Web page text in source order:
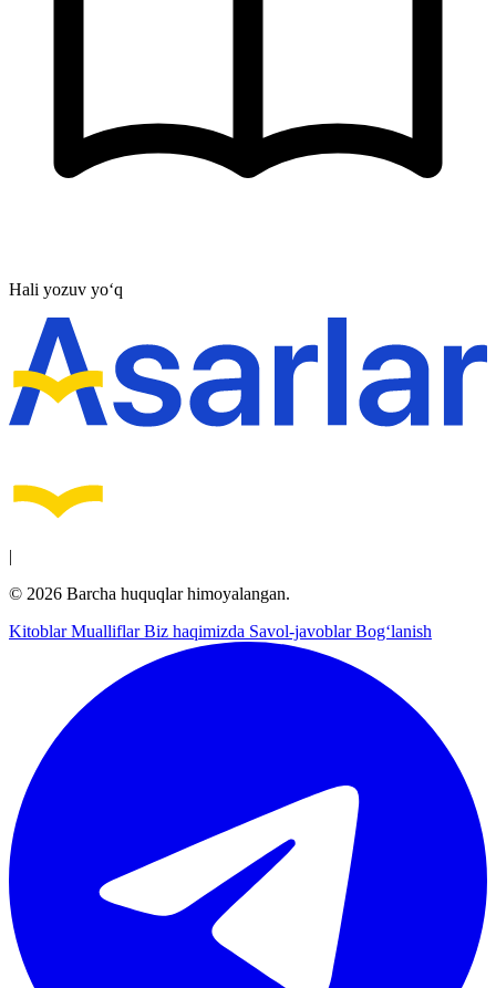
Hali yozuv yo‘q
|
© 2026 Barcha huquqlar himoyalangan.
KitoblarMualliflarBiz haqimizda Savol-javoblarBog‘lanish